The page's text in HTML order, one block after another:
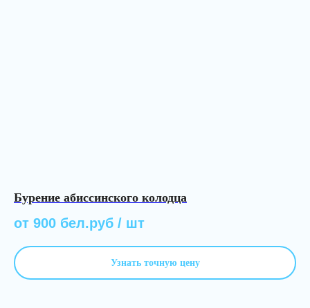
Бурение абиссинского колодца
от 900 бел.руб / шт
Узнать точную цену